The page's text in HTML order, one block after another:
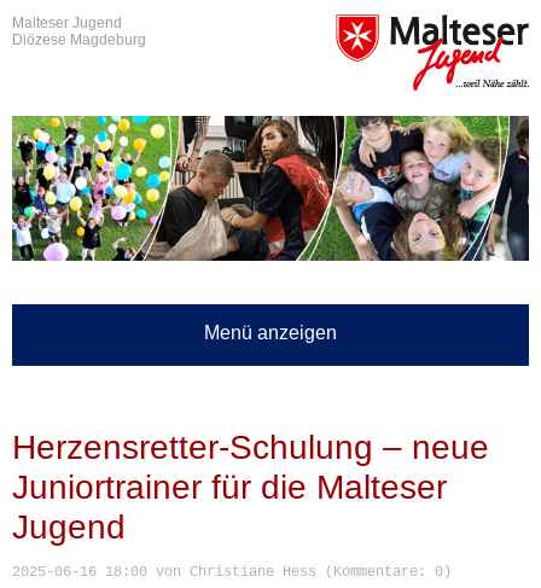
Malteser Jugend
Diözese Magdeburg
Menü anzeigen
Herzensretter-Schulung – neue
Juniortrainer für die Malteser
Jugend
2025-06-16 18:00 von Christiane Hess (Kommentare: 0)